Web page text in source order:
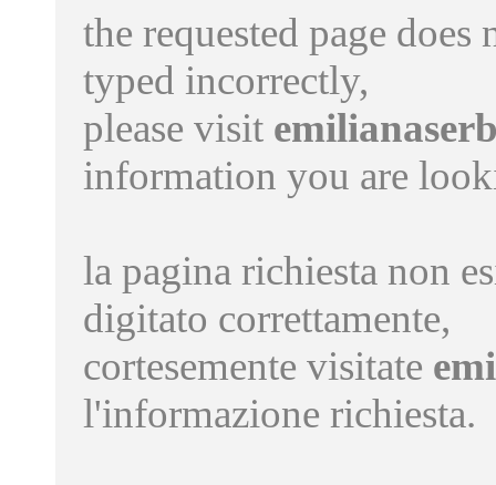
the requested page does
typed incorrectly,
please visit
information you are
la pagina richiesta non
digitato correttamente,
cortesemente visitate
l'informazione richiesta.